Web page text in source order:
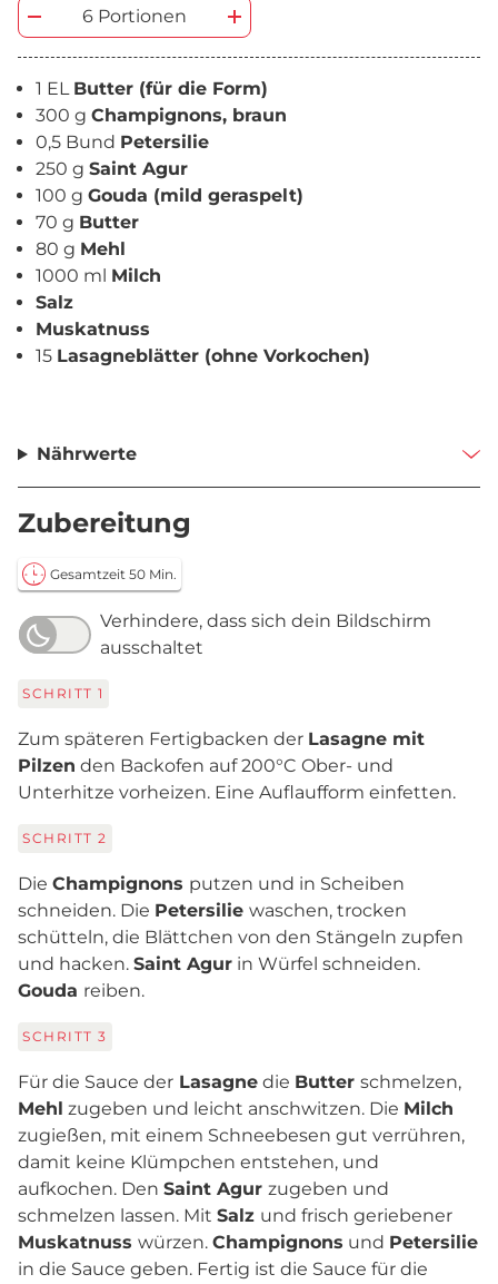
6 Portionen
1 EL Butter (für die Form)
300 g Champignons, braun
0,5 Bund Petersilie
250 g Saint Agur
100 g Gouda (mild geraspelt)
70 g Butter
80 g Mehl
1000 ml Milch
Salz
Muskatnuss
15 Lasagneblätter (ohne Vorkochen)
Nährwerte
Zubereitung
Gesamtzeit 50 Min.
Verhindere, dass sich dein Bildschirm
ausschaltet
SCHRITT 1
Zum späteren Fertigbacken der Lasagne mit
Pilzen den Backofen auf 200°C Ober- und
Unterhitze vorheizen. Eine Auflaufform einfetten.
SCHRITT 2
Die Champignons putzen und in Scheiben
schneiden. Die Petersilie waschen, trocken
schütteln, die Blättchen von den Stängeln zupfen
und hacken. Saint Agur in Würfel schneiden.
Gouda reiben.
SCHRITT 3
Für die Sauce der Lasagne die Butter schmelzen,
Mehl zugeben und leicht anschwitzen. Die Milch
zugießen, mit einem Schneebesen gut verrühren,
damit keine Klümpchen entstehen, und
aufkochen. Den Saint Agur zugeben und
schmelzen lassen. Mit Salz und frisch geriebener
Muskatnuss würzen. Champignons und Petersilie
in die Sauce geben. Fertig ist die Sauce für die